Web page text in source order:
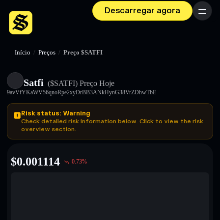
Descarregar agora Menu
Início / Preços / Preço $SATFI
Satfi ($SATFI) Preço Hoje
9avVfYKaWV56qnoRpe2xyDrBB3ANkHynG38VrZDhwTbE
Risk status: Warning
Check detailed risk information below. Click to view the risk
overview section.
$0.001114 0.73%